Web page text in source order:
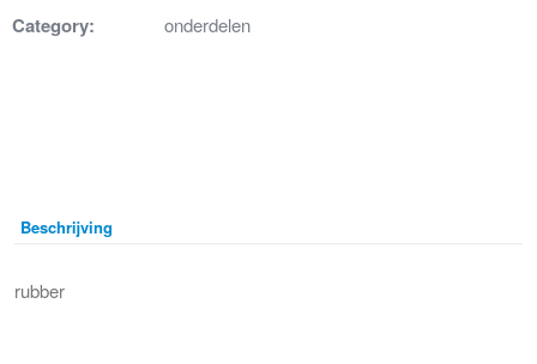
Category: onderdelen
Beschrijving
rubber